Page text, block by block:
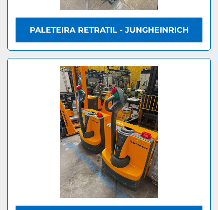
PALETEIRA RETRATIL - JUNGHEINRICH